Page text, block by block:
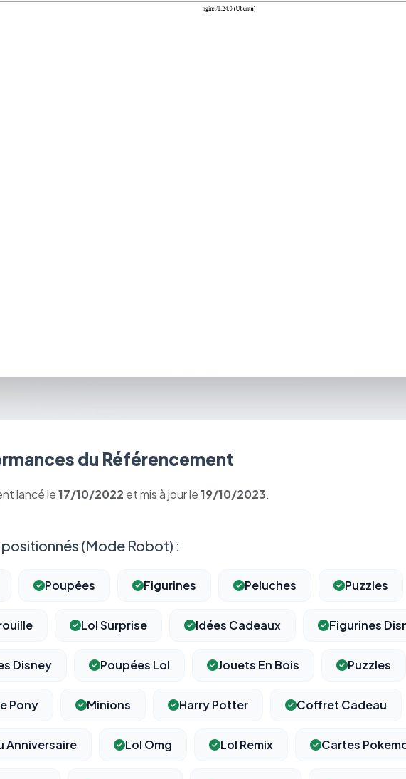
du Référencement
lancé le17/10/2022 et mis à jour le19/10/2023.
(Mode Robot) :
Poupées Figurines Peluches Puzzles
Lol Surprise Idées Cadeaux Figurines
Disney Poupées Lol Jouets En Bois Puzzles
Pony Minions Harry Potter Coffret Cadeau
Anniversaire Lol Omg Lol Remix Cartes